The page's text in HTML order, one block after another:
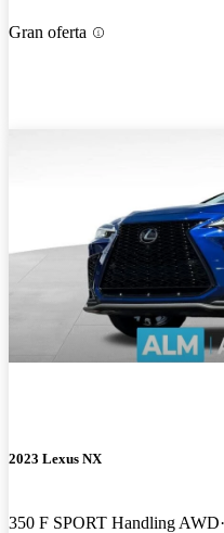
Gran oferta
2023 Lexus NX
350 F SPORT Handling AWD